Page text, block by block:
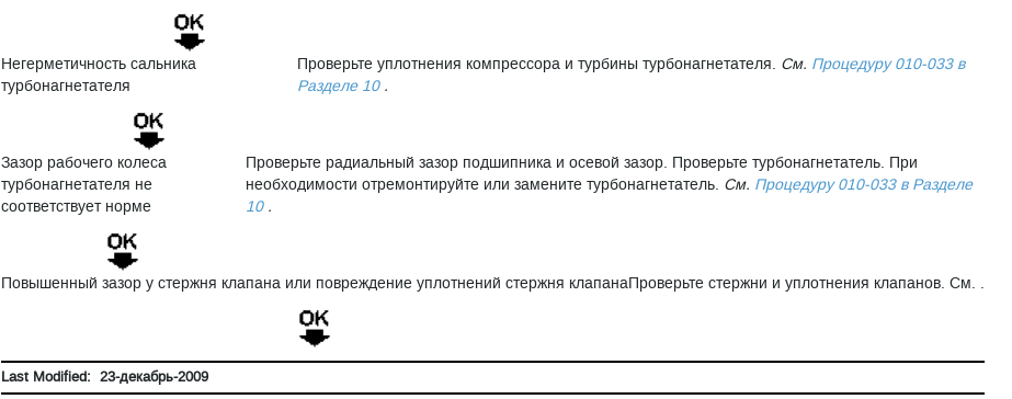
Негерметичность сальника
турбонагнетателя
Проверьте уплотнения компрессора и турбины турбонагнетателя. См. Процедуру 010-033 в
Разделе 10.
Зазор рабочего колеса
турбонагнетателя не
соответствует норме
Проверьте радиальный зазор подшипника и осевой зазор. Проверьте турбонагнетатель. При
необходимости отремонтируйте или замените турбонагнетатель. См. Процедуру 010-033 в Разделе
10.
Повышенный зазор у стержня клапана или повреждение уплотнений стержня клапанаПроверьте стержни и уплотнения клапанов. См. .
Last Modified: 23-декабрь-2009